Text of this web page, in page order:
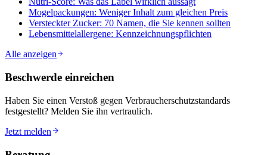
Mogelpackungen: Weniger Inhalt zum gleichen Preis
Versteckter Zucker: 70 Namen, die Sie kennen sollten
Lebensmittelallergene: Kennzeichnungspflichten
Alle anzeigen
Beschwerde einreichen
Haben Sie einen Verstoß gegen Verbraucherschutzstandards
festgestellt? Melden Sie ihn vertraulich.
Jetzt melden